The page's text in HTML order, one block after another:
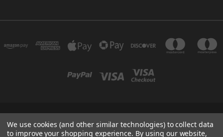
SMEDEVEJ 31, 6710 ESBJERG V DENMARK
+4551942844
We use cookies (and other similar technologies) to collect data
to improve your shopping experience. By using our website,